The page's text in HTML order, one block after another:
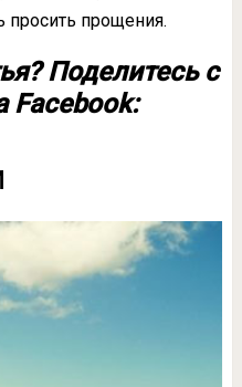
просить прощения.
Поделитесь с
Facebook: